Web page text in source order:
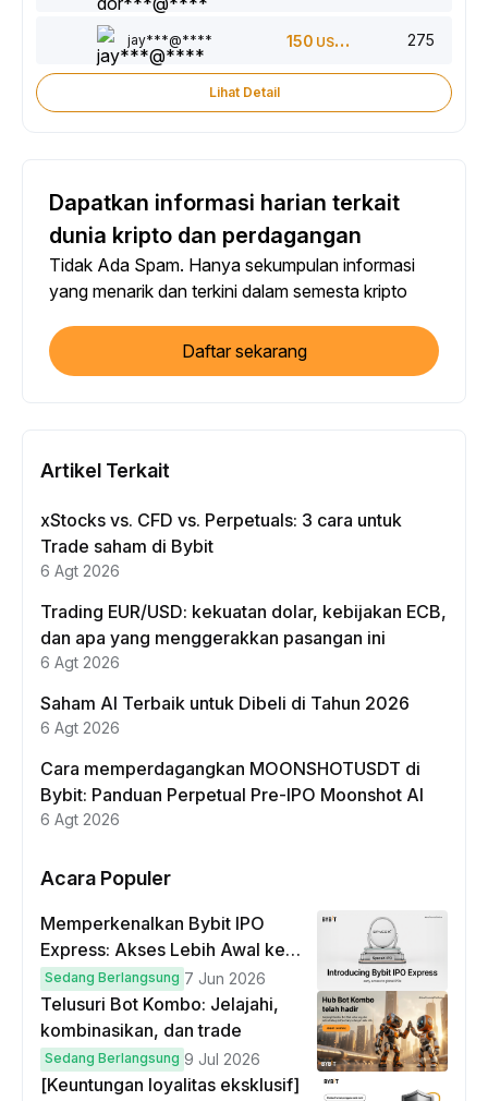
jay***@**** 150 USDT 275
Lihat Detail
Dapatkan informasi harian terkait
dunia kripto dan perdagangan
Tidak Ada Spam. Hanya sekumpulan informasi
yang menarik dan terkini dalam semesta kripto
Daftar sekarang
Artikel Terkait
xStocks vs. CFD vs. Perpetuals: 3 cara untuk
Trade saham di Bybit
6 Agt 2026
Trading EUR/USD: kekuatan dolar, kebijakan ECB,
dan apa yang menggerakkan pasangan ini
6 Agt 2026
Saham AI Terbaik untuk Dibeli di Tahun 2026
6 Agt 2026
Cara memperdagangkan MOONSHOTUSDT di
Bybit: Panduan Perpetual Pre-IPO Moonshot AI
6 Agt 2026
Acara Populer
Memperkenalkan Bybit IPO
Express: Akses Lebih Awal ke
IPO Global!
Sedang Berlangsung 7 Jun 2026
Telusuri Bot Kombo: Jelajahi,
kombinasikan, dan trade
Sedang Berlangsung 9 Jul 2026
[Keuntungan loyalitas eksklusif]